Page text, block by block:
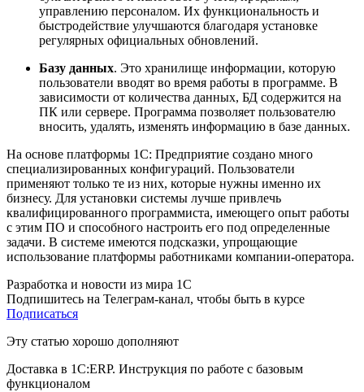
управлению персоналом. Их функциональность и
быстродействие улучшаются благодаря установке
регулярных официальных обновлений.
Базу данных. Это хранилище информации, которую
пользователи вводят во время работы в программе. В
зависимости от количества данных, БД содержится на
ПК или сервере. Программа позволяет пользователю
вносить, удалять, изменять информацию в базе данных.
На основе платформы 1С: Предприятие создано много
специализированных конфигураций. Пользователи
применяют только те из них, которые нужны именно их
бизнесу. Для установки системы лучше привлечь
квалифицированного программиста, имеющего опыт работы
с этим ПО и способного настроить его под определенные
задачи. В системе имеются подсказки, упрощающие
использование платформы работниками компании-оператора.
Разработка и новости из мира 1С
Подпишитесь на Телеграм-канал, чтобы быть в курсе
Подписаться
Эту статью хорошо дополняют
Доставка в 1С:ERP. Инструкция по работе с базовым
функционалом